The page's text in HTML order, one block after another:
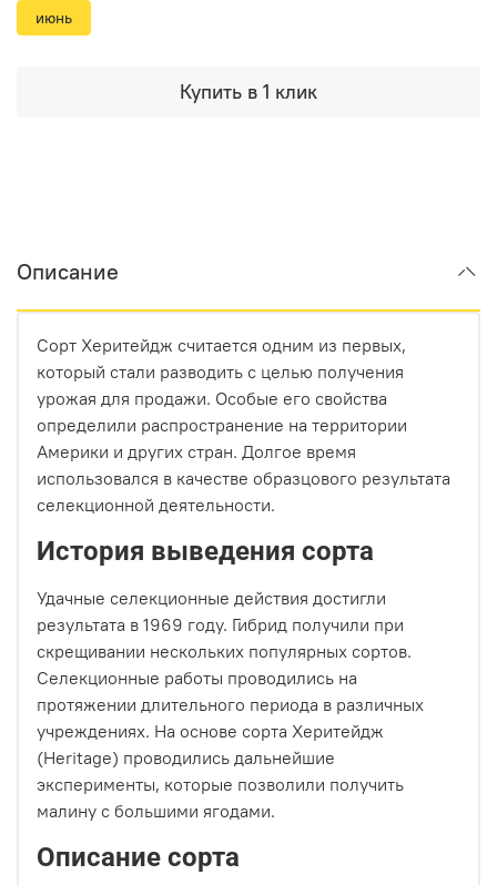
Купить в 1 клик
июнь
Описание
Сорт Херитейдж считается одним из первых,
который стали разводить с целью получения
урожая для продажи. Особые его свойства
определили распространение на территории
Америки и других стран. Долгое время
использовался в качестве образцового результата
селекционной деятельности.
История выведения сорта
Удачные селекционные действия достигли
результата в 1969 году. Гибрид получили при
скрещивании нескольких популярных сортов.
Селекционные работы проводились на
протяжении длительного периода в различных
учреждениях. На основе сорта Херитейдж
(Heritage) проводились дальнейшие
эксперименты, которые позволили получить
малину с большими ягодами.
Описание сорта